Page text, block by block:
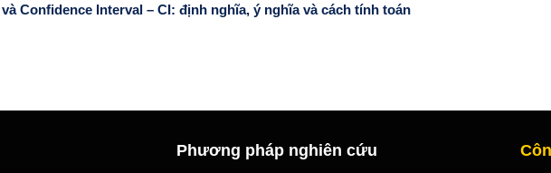
Confidence Interval – CI: định nghĩa, ý nghĩa và cách tính toán
Phương pháp nghiên cứu